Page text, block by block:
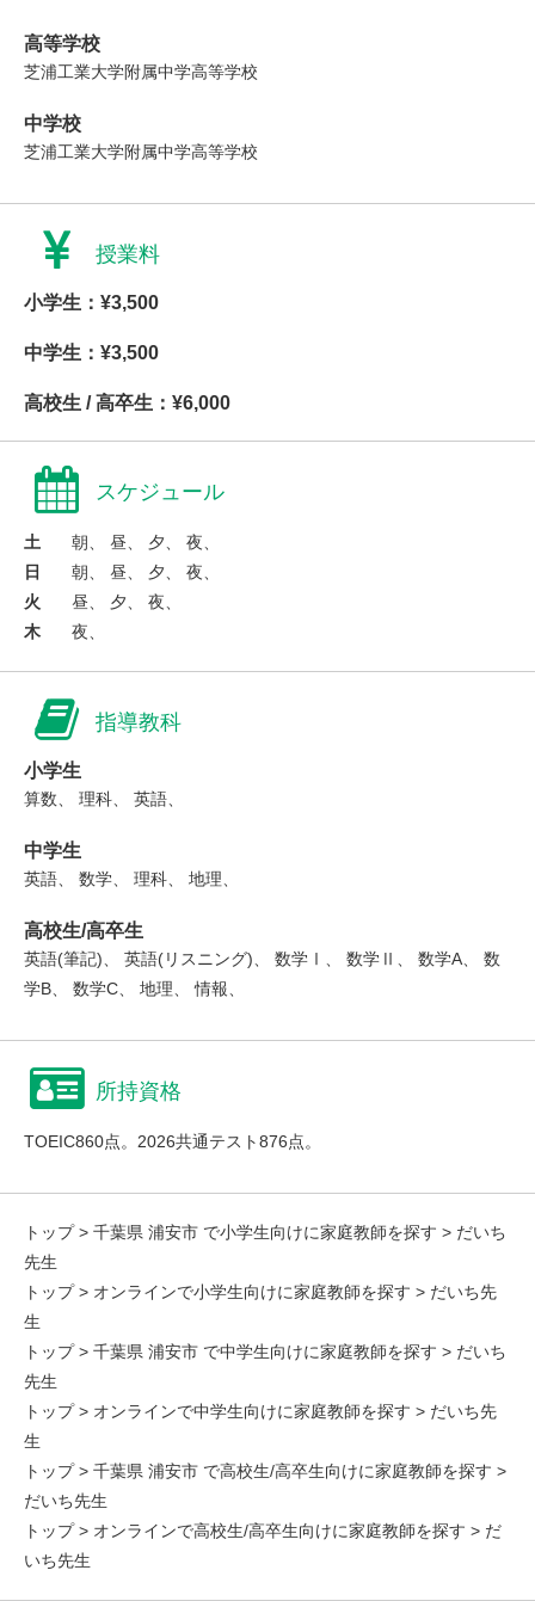
高等学校
芝浦工業大学附属中学高等学校
中学校
芝浦工業大学附属中学高等学校
授業料
小学生：¥3,500
中学生：¥3,500
高校生 / 高卒生：¥6,000
スケジュール
土
朝、 昼、 夕、 夜、
日
朝、 昼、 夕、 夜、
火
昼、 夕、 夜、
木
夜、
指導教科
小学生
算数、 理科、 英語、
中学生
英語、 数学、 理科、 地理、
高校生/高卒生
英語(筆記)、 英語(リスニング)、 数学Ⅰ、 数学Ⅱ、 数学A、 数
学B、 数学C、 地理、 情報、
所持資格
TOEIC860点。2026共通テスト876点。
トップ> 千葉県 浦安市 で小学生向けに家庭教師を探す > だいち
先生
トップ> オンラインで小学生向けに家庭教師を探す > だいち先
生
トップ> 千葉県 浦安市 で中学生向けに家庭教師を探す > だいち
先生
トップ> オンラインで中学生向けに家庭教師を探す > だいち先
生
トップ> 千葉県 浦安市 で高校生/高卒生向けに家庭教師を探す >
だいち先生
トップ> オンラインで高校生/高卒生向けに家庭教師を探す > だ
いち先生